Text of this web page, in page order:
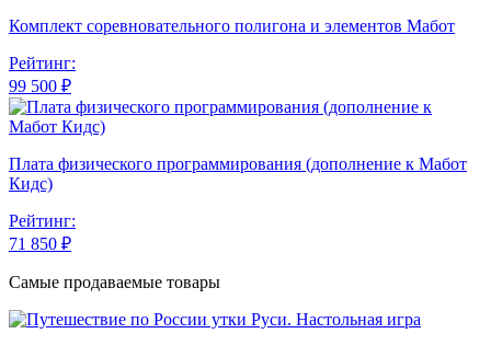
Комплект соревновательного полигона и элементов Мабот
Рейтинг:
99 500 ₽
Плата физического программирования (дополнение к Мабот
Кидс)
Рейтинг:
71 850 ₽
Самые продаваемые товары